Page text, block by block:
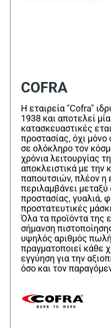
COFRA
Η εταιρεία "Cofra"
1938 και αποτελεί
κατασκευαστικές
προστασίας, όχι
σε ολόκληρο τον
χρόνια λειτουργίας
αποκλειστικά με την
παπουτσιών, πλέον η
περιλαμβάνει
προστασίας, γυαλιά,
προστατευτικές
Όλα τα προϊόντα της
σήμανση
υψηλός αριθμός
πραγματοποιεί κάθε
εγγύηση για την
όσο και τον